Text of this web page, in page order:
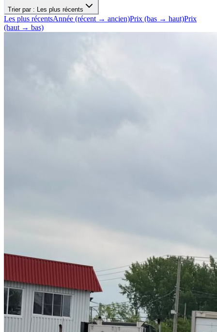
Trier par : Les plus récents
Les plus récentsAnnée (récent → ancien)Prix (bas → haut)Prix
(haut → bas)